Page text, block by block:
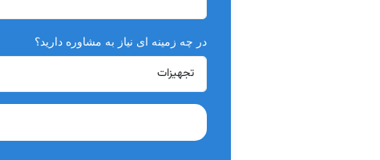
در چه زمینه ای نیاز به مشاوره دارید؟